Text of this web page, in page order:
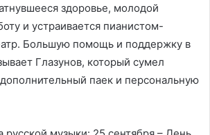
здоровье, молодой
и устраивается пианистом-
Большую помощь и поддержку в
Глазунов, который сумел
паек и персональную